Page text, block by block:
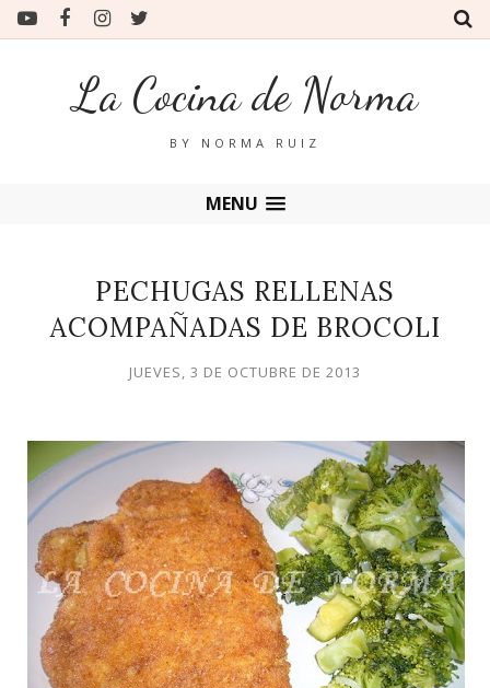
La Cocina de Norma
BY NORMA RUIZ
MENU
PECHUGAS RELLENAS
ACOMPAÑADAS DE BROCOLI
JUEVES, 3 DE OCTUBRE DE 2013